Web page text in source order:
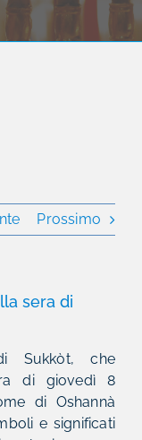
Prossimo
sera di
Sukkòt, che
di giovedì 8
di Oshannà
e significati